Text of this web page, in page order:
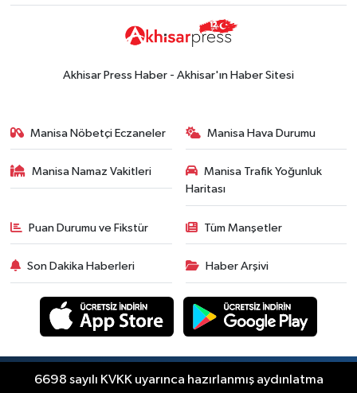
Akhisar Press Haber - Akhisar'ın Haber Sitesi
Manisa Nöbetçi Eczaneler Manisa Hava Durumu
Manisa Namaz Vakitleri
Manisa Trafik Yoğunluk
Haritası
Puan Durumu ve Fikstür Tüm Manşetler
Son Dakika Haberleri Haber Arşivi
RSS
Copyright © Akhisar Press Haber 2012-2026 Her
6698 sayılı KVKK uyarınca hazırlanmış aydınlatma